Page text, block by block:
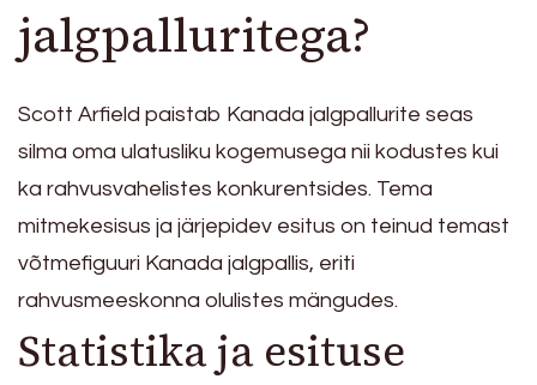
jalgpalluritega?
Scott Arfield paistab Kanada jalgpallurite seas
silma oma ulatusliku kogemusega nii kodustes kui
ka rahvusvahelistes konkurentsides. Tema
mitmekesisus ja järjepidev esitus on teinud temast
võtmefiguuri Kanada jalgpallis, eriti
rahvusmeeskonna olulistes mängudes.
Statistika ja esituse